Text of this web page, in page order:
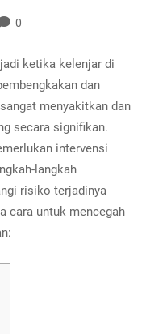
0
ketika kelenjar di
dan
menyakitkan dan
secara signifikan.
intervensi
langkah
risiko terjadinya
cara untuk mencegah